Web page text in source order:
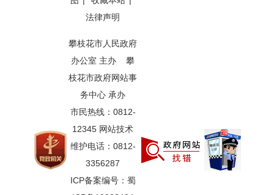
法律声明
攀枝花市人民政府
办公室 主办 攀
枝花市政府网站事
务中心 承办
市民热线：0812-
12345 网站技术
维护电话：0812-
3356287
ICP备案编号：蜀